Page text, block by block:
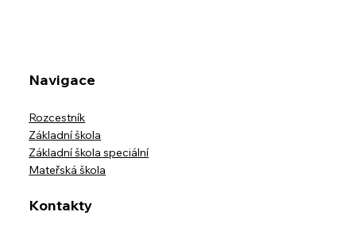
Navigace
Rozcestník
Základní škola
Základní škola speciální
Mateřská škola
Kontakty